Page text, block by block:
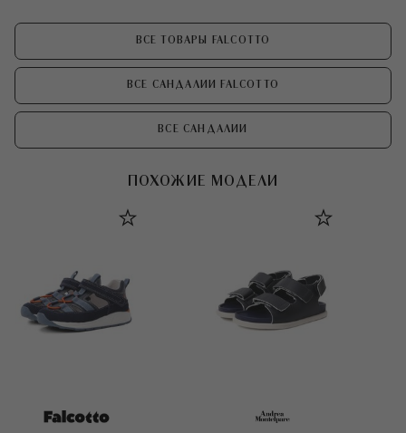
ВСЕ ТОВАРЫ FALCOTTO
ВСЕ САНДАЛИИ FALCOTTO
ВСЕ САНДАЛИИ
ПОХОЖИЕ МОДЕЛИ